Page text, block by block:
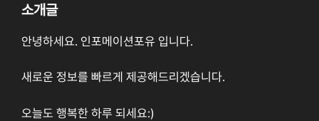
소개글
안녕하세요. 인포메이션포유 입니다.
새로운 정보를 빠르게 제공해드리겠습니다.
오늘도 행복한 하루 되세요:)